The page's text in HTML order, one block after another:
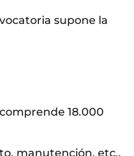
supone la
18.000
manutención, etc.,